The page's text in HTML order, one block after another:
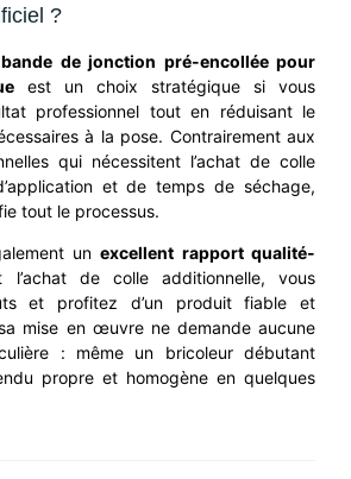
?
bande de jonction pré-encollée pour
est un choix stratégique si vous
professionnel tout en réduisant le
à la pose. Contrairement aux
qui nécessitent l’achat de colle
et de temps de séchage,
tout le processus.
unexcellent rapport qualité-
de colle additionnelle, vous
et profitez d’un produit fiable et
mise en œuvre ne demande aucune
: même un bricoleur débutant
propre et homogène en quelques